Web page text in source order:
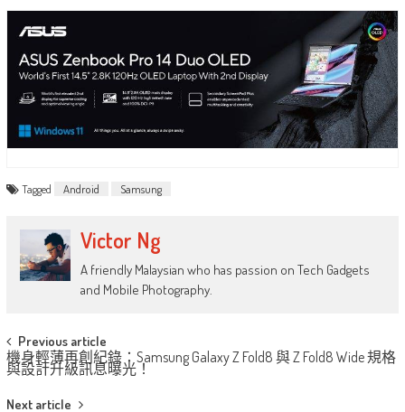
Tagged Android Samsung
Victor Ng
A friendly Malaysian who has passion on Tech Gadgets
and Mobile Photography.
Post
navigation
Previous article
機身輕薄再創紀錄：Samsung Galaxy Z Fold8 與 Z Fold8 Wide 規格
與設計升級訊息曝光！
Next article